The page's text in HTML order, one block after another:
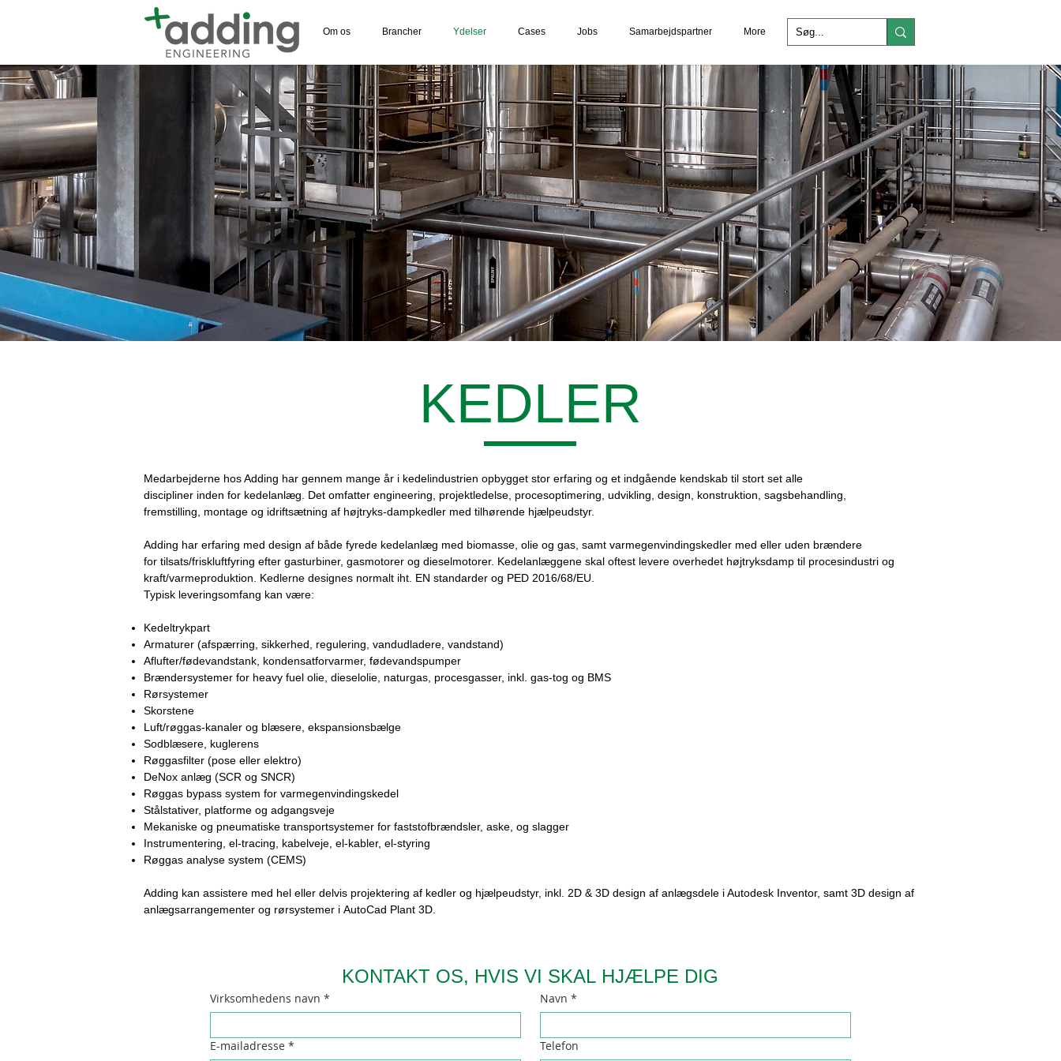
Om os Brancher Ydelser Cases Jobs Samarbejdspartner More
KEDLER
Medarbejderne hos Adding har gennem mange år i kedelindustrien opbygget stor erfaring og et indgående kendskab til stort set alle
discipliner inden for kedelanlæg. Det omfatter engineering, projektledelse, procesoptimering, udvikling, design, konstruktion, sagsbehandling,
fremstilling, montage og idriftsætning af højtryks-dampkedler med tilhørende hjælpeudstyr.
Adding har erfaring med design af både fyrede kedelanlæg med biomasse, olie og gas, samt varmegenvindingskedler med eller uden brændere
for tilsats/friskluftfyring efter gasturbiner, gasmotorer og dieselmotorer. Kedelanlæggene skal oftest levere overhedet højtryksdamp til procesindustri og
kraft/varmeproduktion. Kedlerne designes normalt iht. EN standarder og PED 2016/68/EU.
Typisk leveringsomfang kan være:
Kedeltrykpart
Armaturer (afspærring, sikkerhed, regulering, vandudladere, vandstand)
Aflufter/fødevandstank, kondensatforvarmer, fødevandspumper
Brændersystemer for heavy fuel olie, dieselolie, naturgas, procesgasser, inkl. gas-tog og BMS
Rørsystemer
Skorstene
Luft/røggas-kanaler og blæsere, ekspansionsbælge
Sodblæsere, kuglerens
Røggasfilter (pose eller elektro)
DeNox anlæg (SCR og SNCR)
Røggas bypass system for varmegenvindingskedel
Stålstativer, platforme og adgangsveje
Mekaniske og pneumatiske transportsystemer for faststofbrændsler, aske, og slagger
Instrumentering, el-tracing, kabelveje, el-kabler, el-styring
Røggas analyse system (CEMS)
Adding kan assistere med hel eller delvis projektering af kedler og hjælpeudstyr, inkl. 2D & 3D design af anlægsdele i Autodesk Inventor, samt 3D design af
anlægsarrangementer og rørsystemer i AutoCad Plant 3D.
KONTAKT OS, HVIS VI SKAL HJÆLPE DIG
Virksomhedens navn * Navn *
E-mailadresse * Telefon